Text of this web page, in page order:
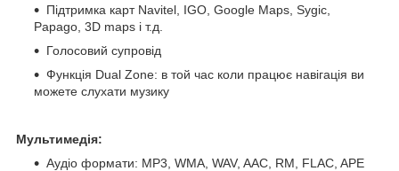
Підтримка карт Navitel, IGO, Google Maps, Sygic,
Papago, 3D maps і т.д.
Голосовий супровід
Функція Dual Zone: в той час коли працює навігація ви
можете слухати музику
Мультимедія:
Аудіо формати: MP3, WMA, WAV, AAC, RM, FLAC, APE